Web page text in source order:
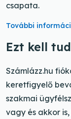
csapata.
További
Ezt kell
Számlázz.hu
keretfigyelő
szakmai
vagy és akkor